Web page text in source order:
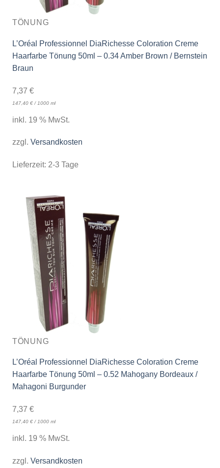
TÖNUNG
L’Oréal Professionnel DiaRichesse Coloration Creme
Haarfarbe Tönung 50ml – 0.34 Amber Brown / Bernstein
Braun
7,37 €
147,40 €/ 1000 ml
inkl. 19 % MwSt.
zzgl. Versandkosten
Lieferzeit: 2-3 Tage
TÖNUNG
L’Oréal Professionnel DiaRichesse Coloration Creme
Haarfarbe Tönung 50ml – 0.52 Mahogany Bordeaux /
Mahagoni Burgunder
7,37 €
147,40 €/1000 ml
inkl. 19 % MwSt.
zzgl. Versandkosten